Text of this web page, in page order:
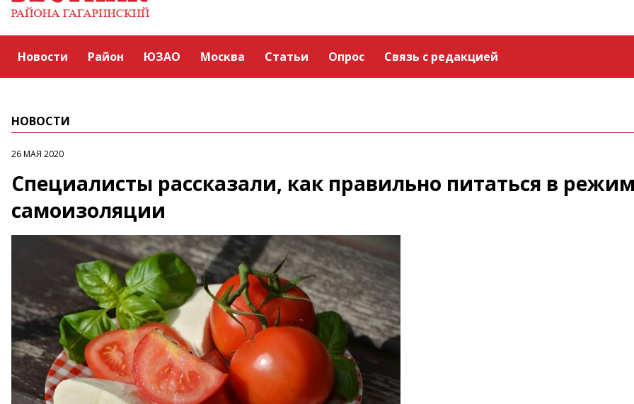
Новости Район ЮЗАО Москва Статьи Опрос Связь с редакцией
НОВОСТИ
26 МАЯ 2020
Специалисты рассказали, как правильно питаться в
самоизоляции